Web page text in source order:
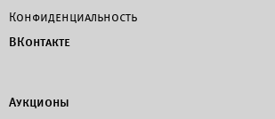
Конфиденциальность
ВКонтакте
Аукционы